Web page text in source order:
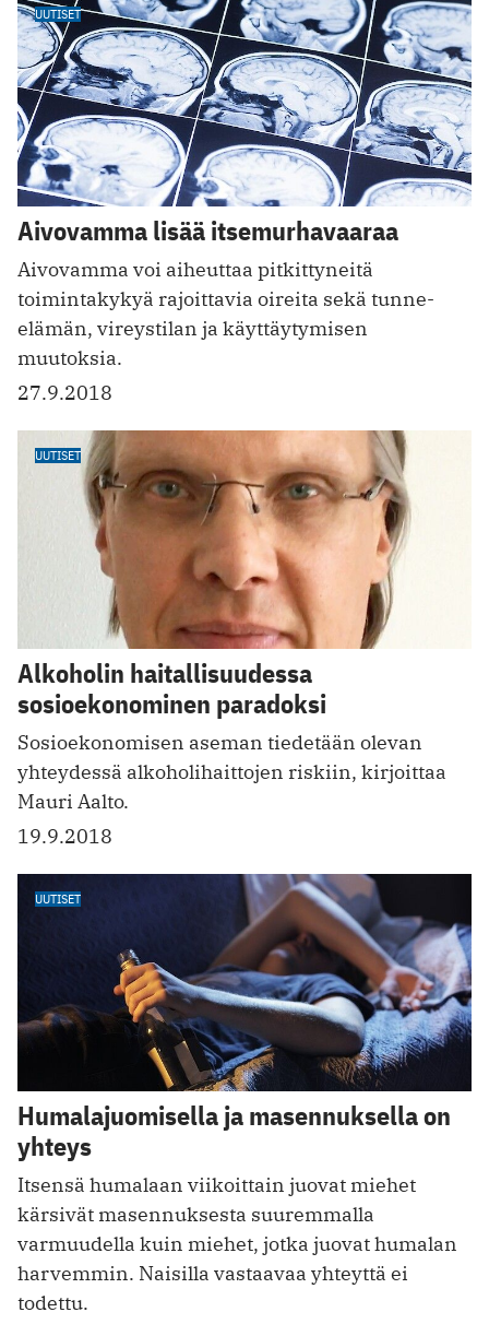
UUTISET
Aivovamma lisää itsemurhavaaraa
Aivovamma voi aiheuttaa pitkittyneitä
toimintakykyä rajoittavia oireita sekä tunne-
elämän, vireystilan ja käyttäytymisen
muutoksia.
27.9.2018
UUTISET
Alkoholin haitallisuudessa
sosioekonominen paradoksi
Sosioekonomisen aseman tiedetään olevan
yhteydessä alkoholihaittojen riskiin, kirjoittaa
Mauri Aalto.
19.9.2018
UUTISET
Humalajuomisella ja masennuksella on
yhteys
Itsensä humalaan viikoittain juovat miehet
kärsivät masennuksesta suuremmalla
varmuudella kuin miehet, jotka juovat humalan
harvemmin. Naisilla vastaavaa yhteyttä ei
todettu.